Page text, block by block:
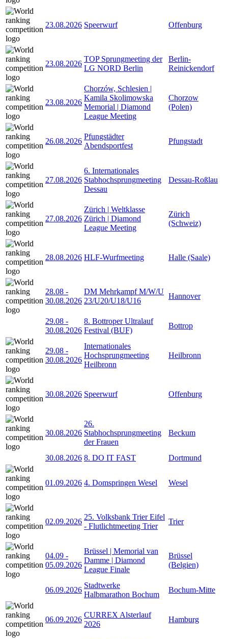
23.08.2026 Speerwurf Offenburg
23.08.2026
TOP Sprungmeeting der
LG NORD Berlin
Berlin-
Reinickendorf
23.08.2026
Chorzów, Schlesien |
Kamila Skolimowska
Memorial | Diamond
League Meeting
Chorzow
(Polen)
26.08.2026
Pfungstädter
Abendsportfest
Pfungstadt
27.08.2026
6. Internationales
Stabhochsprungmeeting
Dessau
Dessau-Roßlau
27.08.2026
Zürich | Weltklasse
Zürich | Diamond
League Meeting
Zürich
(Schweiz)
28.08.2026 HLF-Wurfmeeting Halle (Saale)
28.08 -
30.08.2026
DM Mehrkampf M/W/U
23/U20/U18/U16
Hannover
29.08 -
30.08.2026
8. Bottroper Ultralauf
Festival (BUF)
Bottrop
29.08 -
30.08.2026
Internationales
Hochsprungmeeting
Heilbronn
Heilbronn
30.08.2026 Speerwurf Offenburg
30.08.2026
26.
Stabhochsprungmeeting
der Frauen
Beckum
30.08.2026 8. DO IT FAST Dortmund
01.09.2026 4. Domspringen Wesel Wesel
02.09.2026
25. Volksbank Trier Eifel
- Flutlichtmeeting Trier
Trier
04.09 -
05.09.2026
Brüssel | Memorial van
Damme | Diamond
League Finale
Brüssel
(Belgien)
06.09.2026
Stadtwerke
Halbmarathon Bochum
Bochum-Mitte
06.09.2026
CURREX Alsterlauf
2026
Hamburg